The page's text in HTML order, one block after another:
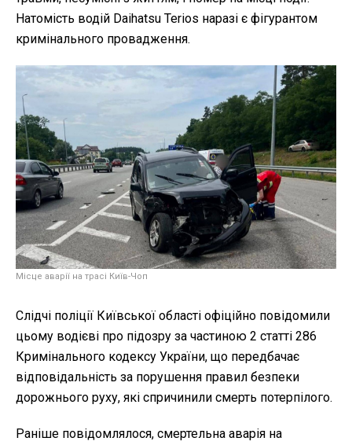
Натомість водій Daihatsu Terios наразі є фігурантом
кримінального провадження.
Місце аварії на трасі Київ-Чоп
Слідчі поліції Київської області офіційно повідомили
цьому водієві про підозру за частиною 2 статті 286
Кримінального кодексу України, що передбачає
відповідальність за порушення правил безпеки
дорожнього руху, які спричинили смерть потерпілого.
Раніше повідомлялося, смертельна аварія на